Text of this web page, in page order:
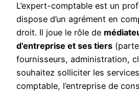
L’expert-comptable est un
dispose d’un agrément en
droit. Il joue le rôle de
d’entreprise et ses tiers
fournisseurs, administration,
souhaitez solliciter les
comptable, l’entreprise de